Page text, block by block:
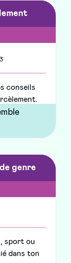
conseils
genre
sport ou
dans ton